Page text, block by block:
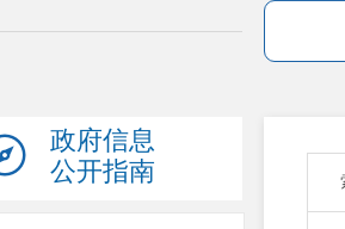
政府信息
公开指南